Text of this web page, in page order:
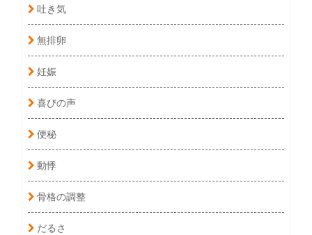
吐き気
無排卵
妊娠
喜びの声
便秘
動悸
骨格の調整
だるさ